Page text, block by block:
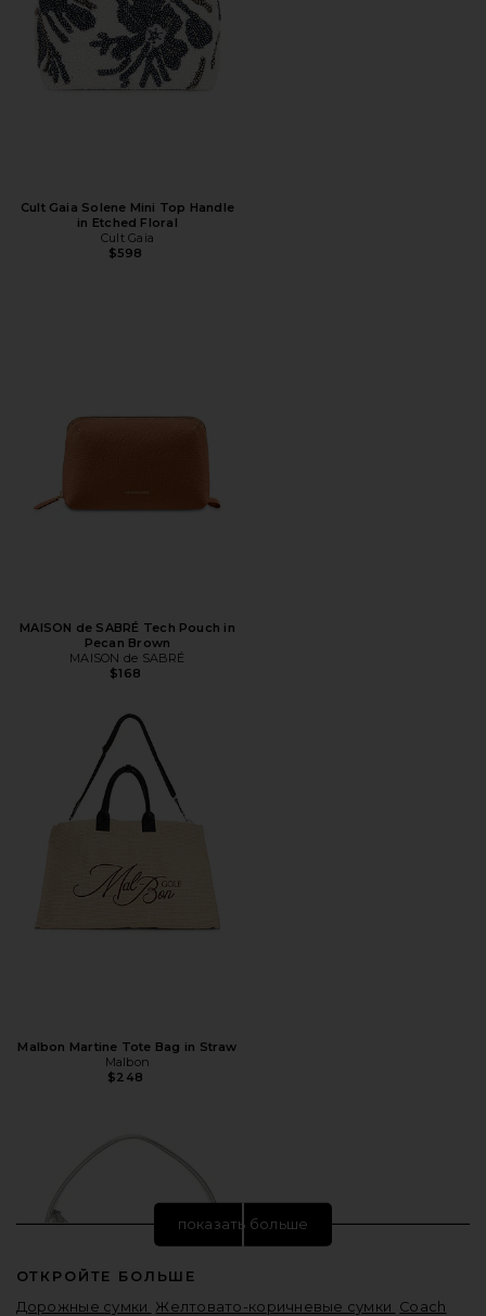
Cult Gaia Solene Mini Top Handle
in Etched Floral
Cult Gaia
$598
MAISON de SABRÉ Tech Pouch in
Pecan Brown
MAISON de SABRÉ
$168
Malbon Martine Tote Bag in Straw
Malbon
$248
показать больше
ОТКРОЙТЕ БОЛЬШЕ
Дорожные сумки Желтовато-коричневые сумки Coach